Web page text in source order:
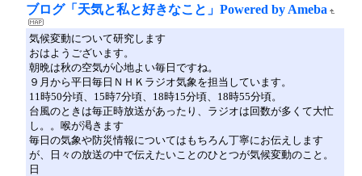
ブログ「天気と私と好きなこと」Powered by Ameba
気候変動について研究します
おはようございます。
朝晩は秋の空気が心地よい毎日ですね。
９月から平日毎日ＮＨＫラジオ気象を担当しています。
11時50分頃、15時7分頃、18時15分頃、18時55分頃。
台風のときは毎正時放送があったり、ラジオは回数が多くて大忙
し。。喉が渇きます
毎日の気象や防災情報についてはもちろん丁寧にお伝えします
が、日々の放送の中で伝えたいことのひとつが気候変動のこと。
日